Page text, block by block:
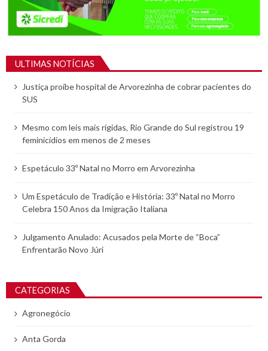
ULTIMAS NOTÍCIAS
Justiça proíbe hospital de Arvorezinha de cobrar pacientes do
SUS
Mesmo com leis mais rígidas, Rio Grande do Sul registrou 19
feminicídios em menos de 2 meses
Espetáculo 33º Natal no Morro em Arvorezinha
Um Espetáculo de Tradição e História: 33º Natal no Morro
Celebra 150 Anos da Imigração Italiana
Julgamento Anulado: Acusados pela Morte de “Boca”
Enfrentarão Novo Júri
CATEGORIAS
Agronegócio
Anta Gorda